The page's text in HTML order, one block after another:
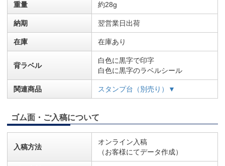
重量 約28g
納期 翌営業日出荷
在庫 在庫あり
背ラベル
白色に黒字で印字
白色に黒字のラベルシール
関連商品 スタンプ台（別売り）▼
ゴム面・ご入稿について
入稿方法
オンライン入稿
（お客様にてデータ作成）